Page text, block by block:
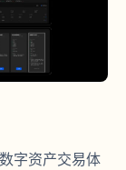
字资产交易体